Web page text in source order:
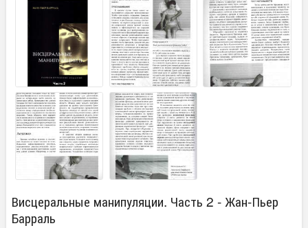
Висцеральные манипуляции. Часть 2 - Жан-Пьер
Барраль